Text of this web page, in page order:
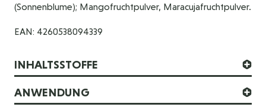
(Sonnenblume); Mangofruchtpulver, Maracujafruchtpulver.
EAN: 4260538094339
INHALTSSTOFFE
ANWENDUNG